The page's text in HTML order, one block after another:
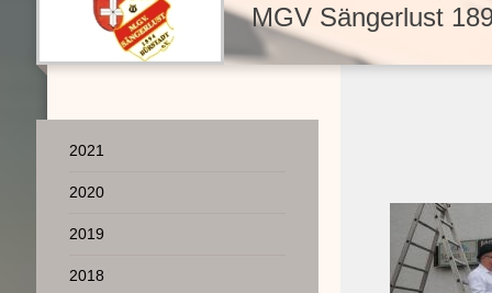
MGV Sängerlust
2021
2020
2019
2018